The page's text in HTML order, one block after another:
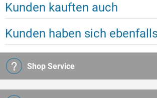
Kunden kauften auch
Kunden haben sich
Shop Service